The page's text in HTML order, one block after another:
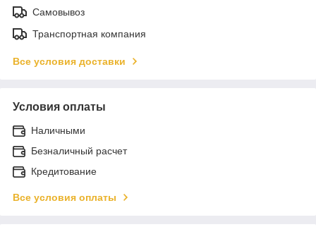
Самовывоз
Транспортная компания
Все условия доставки
Условия оплаты
Наличными
Безналичный расчет
Кредитование
Все условия оплаты